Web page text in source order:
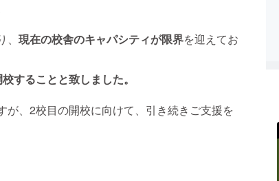
現在の校舎のキャパシティが限界を迎えてお
することと致しました。
、2校目の開校に向けて、引き続きご支援を